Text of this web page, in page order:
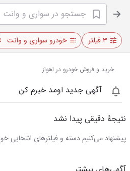
۳ فیلتر خودرو سواری و وانت
خرید و فروش خودرو در اهواز
آگهی جدید اومد خبرم کن
نتیجهٔ دقیقی پیدا نشد
پیشنهاد می‌کنیم دسته و فیلترهای انتخابی